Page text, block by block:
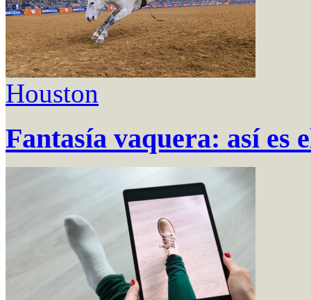
Houston
Fantasía vaquera: así es